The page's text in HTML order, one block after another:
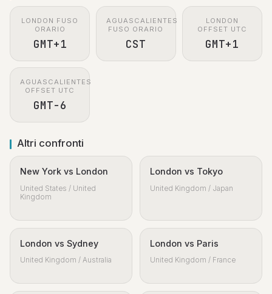
LONDON FUSO
ORARIO
GMT+1
AGUASCALIENTES
FUSO ORARIO
CST
LONDON
OFFSET UTC
GMT+1
AGUASCALIENTES
OFFSET UTC
GMT-6
Altri confronti
New York vs London
United States / United
Kingdom
London vs Tokyo
United Kingdom / Japan
London vs Sydney
United Kingdom / Australia
London vs Paris
United Kingdom / France